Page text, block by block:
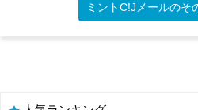
ミントC!Jメールのそ